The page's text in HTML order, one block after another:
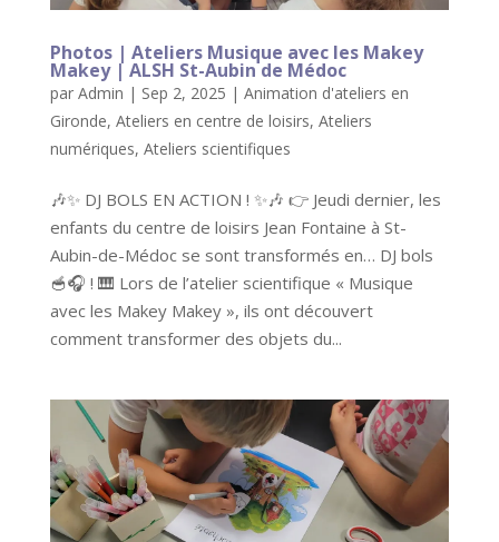
Photos | Ateliers Musique avec les Makey
Makey | ALSH St-Aubin de Médoc
par Admin | Sep 2, 2025 | Animation d'ateliers en
Gironde, Ateliers en centre de loisirs, Ateliers
numériques, Ateliers scientifiques
🎶✨ DJ BOLS EN ACTION ! ✨🎶 👉 Jeudi dernier, les
enfants du centre de loisirs Jean Fontaine à St-
Aubin-de-Médoc se sont transformés en… DJ bols
🥣🎧 ! 🎹 Lors de l’atelier scientifique « Musique
avec les Makey Makey », ils ont découvert
comment transformer des objets du...